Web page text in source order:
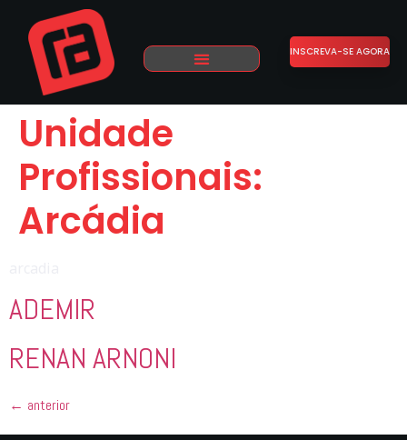
INSCREVA-SE AGORA
Unidade
Profissionais:
Arcádia
ADEMIR
RENAN ARNONI
← anterior